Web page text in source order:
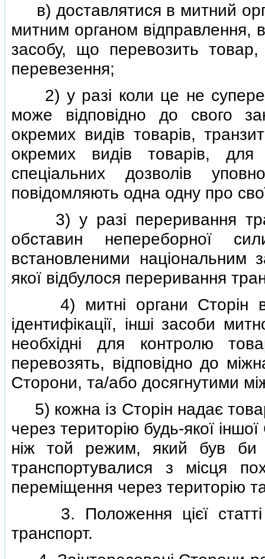
в) доставлятися в митний
митним органом вiдправлення,
засобу, що перевозить
перевезення;
2) у разi коли це не
може вiдповiдно до свого
окремих видiв товарiв,
окремих видiв товарiв, для
спецiальних дозволiв
повiдомляють одна одну про
3) у разi переривання
обставин непереборної
встановленими нацiональним
якої вiдбулося переривання
4) митнi органи Сторiн
iдентифiкацiї, iншi засоби
необхiднi для контролю
перевозять, вiдповiдно до
Сторони, та/або досягнутими
5) кожна iз Сторiн надає
через територiю будь-якої
нiж той режим, який був би
транспортувалися з мiсця
перемiщення через територiю
3. Положення цiєї статтi
транспорт.